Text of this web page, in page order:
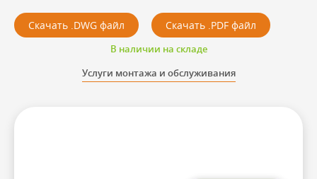
Скачать .DWG файл Скачать .PDF файл
В наличии на складе
Услуги монтажа и обслуживания